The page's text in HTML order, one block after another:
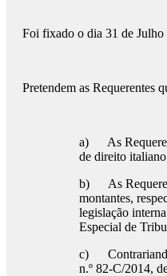
Foi fixado o dia 31 de Julho
Pretendem as Requerentes
a) As
de direito
b) As
montantes,
legislação
Especial de
c) Contrariando
n.º 82-C/2014,